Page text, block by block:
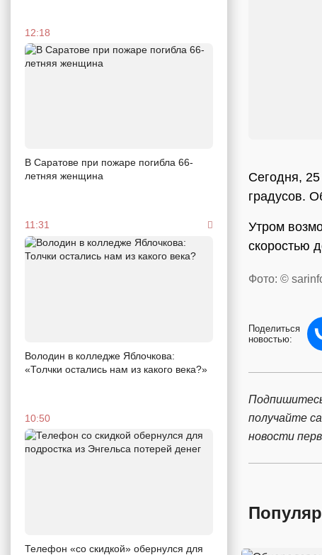
12:18
В Саратове при пожаре погибла 66-
летняя женщина
11:31
Володин в колледже Яблочкова:
«Толчки остались нам из какого века?»
10:50
Телефон «со скидкой» обернулся для
Сегодня,
градусов.
Утром
скоростью
Фото: ©
Поделиться
новостью:
получайте
новости